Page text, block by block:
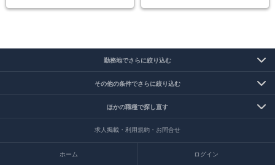
勤務地でさらに絞り込む
その他の条件でさらに絞り込む
ほかの職種で探し直す
求人掲載・利用規約・お問合せ
ホーム ログイン